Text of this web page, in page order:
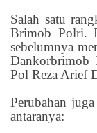
Salah satu
Brimob Polri.
sebelumnya
Dankorbrimob
Pol Reza Arief
Perubahan
antaranya: